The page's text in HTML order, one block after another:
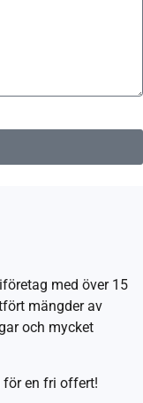
med över 15
mängder av
och mycket
för en fri offert!